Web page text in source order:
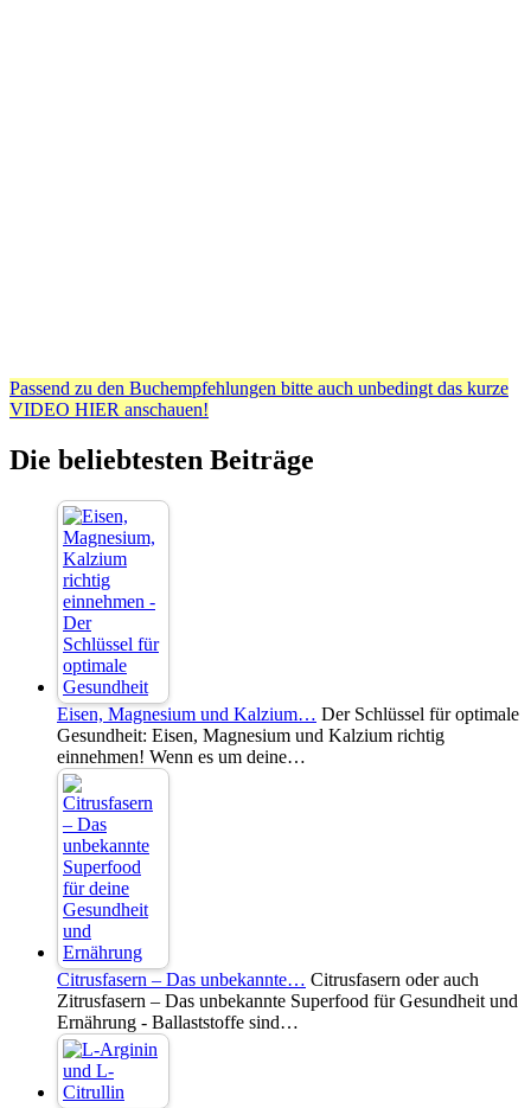
Passend zu den Buchempfehlungen bitte auch unbedingt das kurze
VIDEO HIER anschauen!
Die beliebtesten Beiträge
Eisen, Magnesium und Kalzium… Der Schlüssel für optimale
Gesundheit: Eisen, Magnesium und Kalzium richtig
einnehmen! Wenn es um deine…
Citrusfasern – Das unbekannte… Citrusfasern oder auch
Zitrusfasern – Das unbekannte Superfood für Gesundheit und
Ernährung - Ballaststoffe sind…